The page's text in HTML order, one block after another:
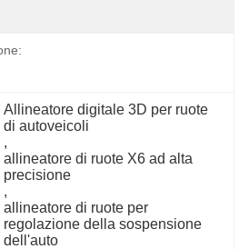
Allineatore digitale 3D per ruote
di autoveicoli
,
allineatore di ruote X6 ad alta
precisione
,
allineatore di ruote per
regolazione della sospensione
dell'auto